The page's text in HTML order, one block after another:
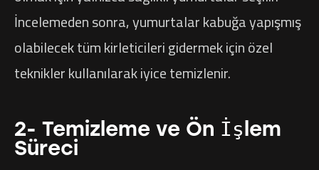
İncelemeden sonra, yumurtalar kabuğa yapışmış
olabilecek tüm kirleticileri gidermek için özel
teknikler kullanılarak iyice temizlenir.
2- Temizleme ve Ön İşlem
Süreci